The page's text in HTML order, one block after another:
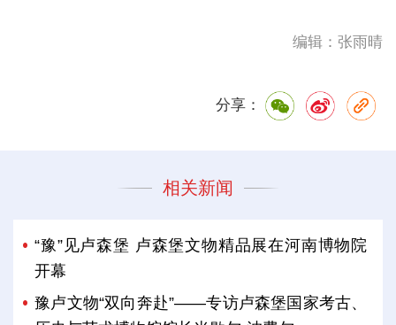
编辑：张雨晴
分享：
相关新闻
“豫”见卢森堡 卢森堡文物精品展在河南博物院
开幕
豫卢文物“双向奔赴”——专访卢森堡国家考古、